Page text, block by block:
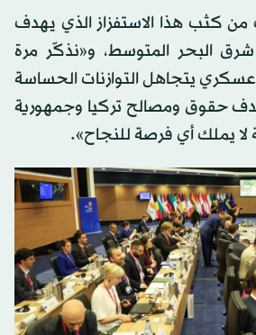
من كثب هذا الاستفزاز الذي يهدف
شرق البحر المتوسط، و«نذكّر مرة
يتجاهل التوازنات الحساسة
حقوق ومصالح تركيا وجمهورية
يملك أي فرصة للنجاح».